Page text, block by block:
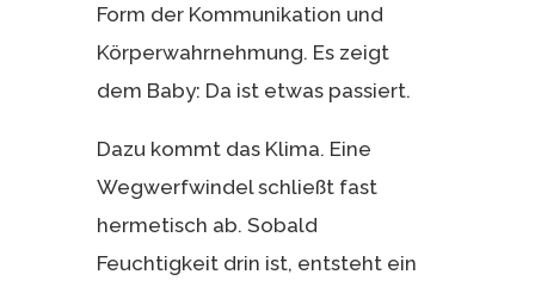
Form der Kommunikation und
Körperwahrnehmung. Es zeigt
dem Baby: Da ist etwas passiert.
Dazu kommt das Klima. Eine
Wegwerfwindel schließt fast
hermetisch ab. Sobald
Feuchtigkeit drin ist, entsteht ein